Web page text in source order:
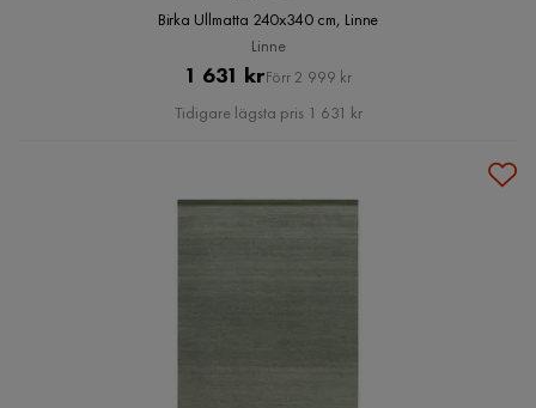
Birka Ullmatta 240x340 cm, Linne
Linne
Pris
1 631 krOriginal
Pris
Förr 2 999 kr
Tidigare lägsta pris 1 631 kr